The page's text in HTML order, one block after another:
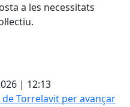
a les necessitats
| 12:13
Torrelavit per avançar en